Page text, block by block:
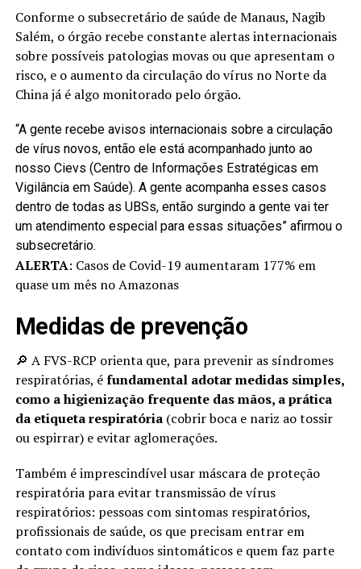
Conforme o subsecretário de saúde de Manaus, Nagib
Salém, o órgão recebe constante alertas internacionais
sobre possíveis patologias movas ou que apresentam o
risco, e o aumento da circulação do vírus no Norte da
China já é algo monitorado pelo órgão.
“A gente recebe avisos internacionais sobre a circulação
de vírus novos, então ele está acompanhado junto ao
nosso Cievs (Centro de Informações Estratégicas em
Vigilância em Saúde). A gente acompanha esses casos
dentro de todas as UBSs, então surgindo a gente vai ter
um atendimento especial para essas situações” afirmou o
subsecretário.
ALERTA: Casos de Covid-19 aumentaram 177% em
quase um mês no Amazonas
Medidas de prevenção
🔎 A FVS-RCP orienta que, para prevenir as síndromes
respiratórias, éfundamental adotar medidas simples,
como a higienização frequente das mãos, a prática
da etiqueta respiratória (cobrir boca e nariz ao tossir
ou espirrar) e evitar aglomerações.
Também é imprescindível usar máscara de proteção
respiratória para evitar transmissão de vírus
respiratórios: pessoas com sintomas respiratórios,
profissionais de saúde, os que precisam entrar em
contato com indivíduos sintomáticos e quem faz parte